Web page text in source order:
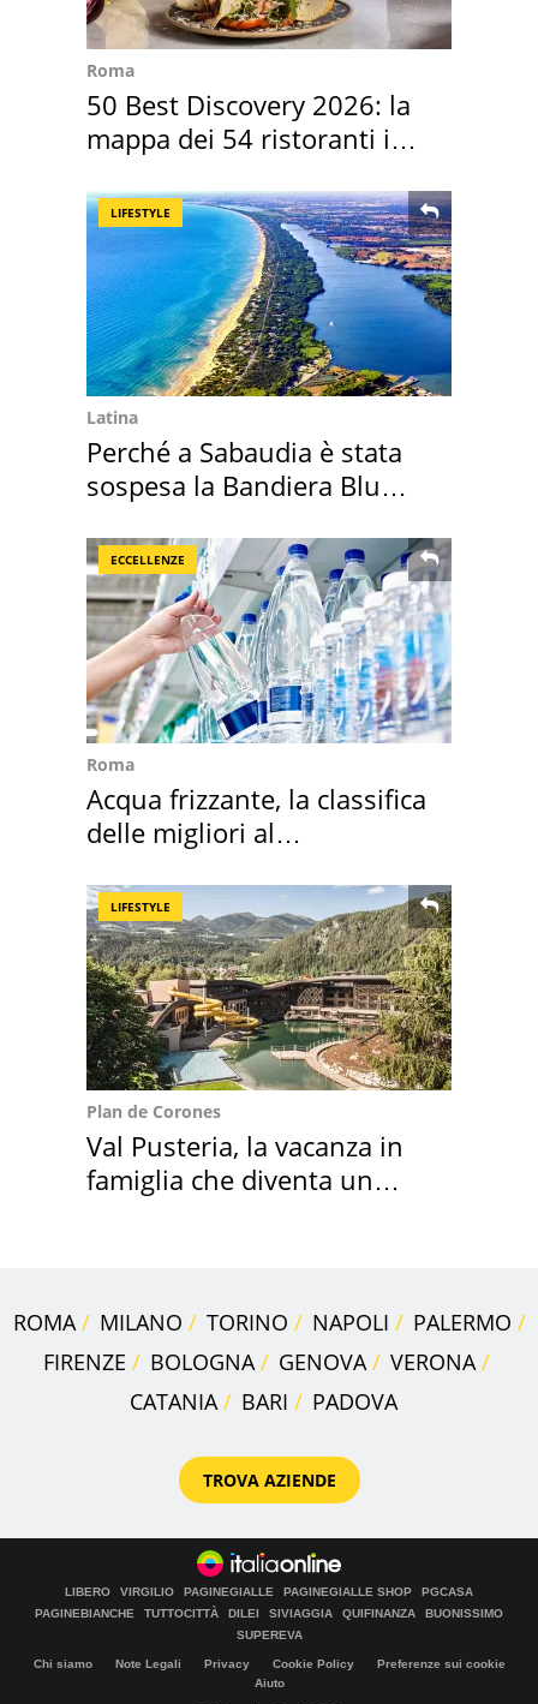
Roma
50 Best Discovery 2026: la
mappa dei 54 ristoranti in
LIFESTYLE
Latina
Perché a Sabaudia è stata
sospesa la Bandiera Blu
ECCELLENZE
Roma
Acqua frizzante, la classifica
delle migliori al
LIFESTYLE
Plan de Corones
Val Pusteria, la vacanza in
famiglia che diventa un
ROMA MILANO TORINO NAPOLI
PALERMO
FIRENZE
BOLOGNA GENOVA
VERONA
CATANIA
BARI PADOVA
TROVA AZIENDE
LIBERO VIRGILIO PAGINEGIALLE PAGINEGIALLE SHOP
PGCASA
PAGINEBIANCHE
TUTTOCITTÀ DILEI SIVIAGGIA QUIFINANZA
BUONISSIMO
SUPEREVA
Chi siamo Note Legali Privacy Cookie Policy
Preferenze sui cookie
Aiuto